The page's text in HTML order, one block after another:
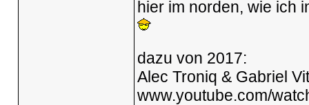
hier im norden, wie ich
dazu von 2017:
Alec Troniq & Gabriel
www.youtube.com/